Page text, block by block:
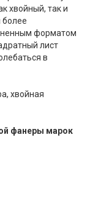
хвойный, так и
более
форматом
лист
в
хвойная
фанеры марок